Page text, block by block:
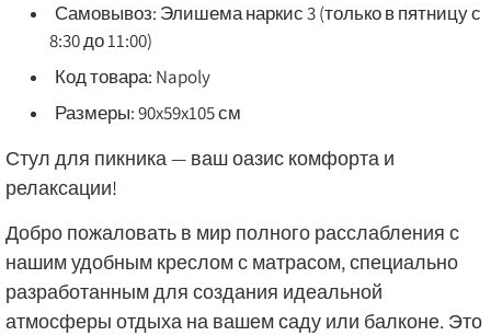
Самовывоз: Элишема наркис 3 (только в пятницу с
8:30 до 11:00)
Код товара: Napoly
Размеры: 90x59x105 см
Стул для пикника — ваш оазис комфорта и
релаксации!
Добро пожаловать в мир полного расслабления с
нашим удобным креслом с матрасом, специально
разработанным для создания идеальной
атмосферы отдыха на вашем саду или балконе. Это